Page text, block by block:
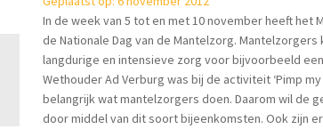
In de week van 5 tot en met 10 november heeft
de Nationale Dag van de Mantelzorg.
langdurige en intensieve zorg voor bijvoorbeeld
Wethouder Ad Verburg was bij de activiteit ‘Pimp
belangrijk wat mantelzorgers doen. Daarom wil de
door middel van dit soort bijeenkomsten. Ook zijn